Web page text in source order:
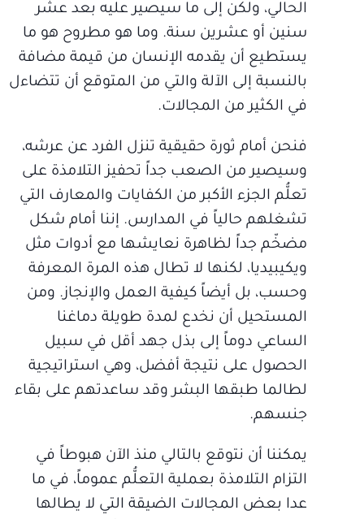
الحالي، ولكن إلى ما سيصير عليه بعد عشر
سنين أو عشرين سنة. وما هو مطروح هو ما
يستطيع أن يقدمه الإنسان من قيمة مضافة
بالنسبة إلى الآلة والتي من المتوقع أن تتضاءل
في الكثير من المجالات.
فنحن أمام ثورة حقيقية تنزل الفرد عن عرشه،
وسيصير من الصعب جداً تحفيز التلامذة على
تعلُّم الجزء الأكبر من الكفايات والمعارف التي
تشغلهم حالياً في المدارس. إننا أمام شكل
مضخّم جداً لظاهرة نعايشها مع أدوات مثل
ويكيبيديا، لكنها لا تطال هذه المرة المعرفة
وحسب، بل أيضاً كيفية العمل والإنجاز. ومن
المستحيل أن نخدع لمدة طويلة دماغنا
الساعي دوماً إلى بذل جهد أقل في سبيل
الحصول على نتيجة أفضل، وهي استراتيجية
لطالما طبقها البشر وقد ساعدتهم على بقاء
جنسهم.
يمكننا أن نتوقع بالتالي منذ الآن هبوطاً في
التزام التلامذة بعملية التعلُّم عموماً، في ما
عدا بعض المجالات الضيقة التي لا يطالها